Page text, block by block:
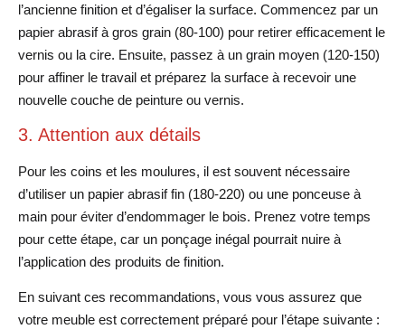
l’ancienne finition et d’égaliser la surface. Commencez par un
papier abrasif à gros grain (80-100) pour retirer efficacement le
vernis ou la cire. Ensuite, passez à un grain moyen (120-150)
pour affiner le travail et préparez la surface à recevoir une
nouvelle couche de peinture ou vernis.
3. Attention aux détails
Pour les coins et les moulures, il est souvent nécessaire
d’utiliser un papier abrasif fin (180-220) ou une ponceuse à
main pour éviter d’endommager le bois. Prenez votre temps
pour cette étape, car un ponçage inégal pourrait nuire à
l’application des produits de finition.
En suivant ces recommandations, vous vous assurez que
votre meuble est correctement préparé pour l’étape suivante :